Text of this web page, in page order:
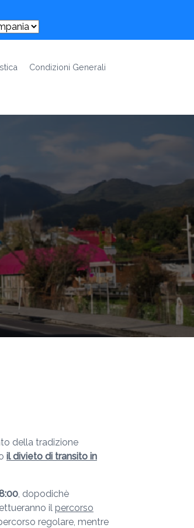
Condizioni Generali
della tradizione
il divieto di transito in
, dopodichè
il percorso
regolare, mentre